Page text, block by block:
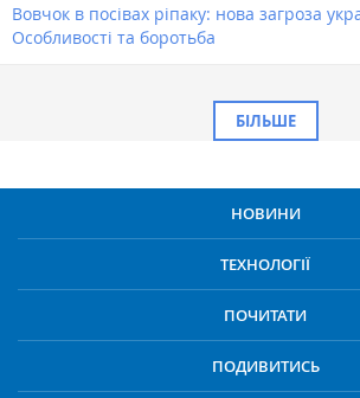
Вовчок в посівах ріпаку: нова загроза
Особливості та боротьба
БІЛЬШЕ
НОВИНИ
ТЕХНОЛОГІЇ
ПОЧИТАТИ
ПОДИВИТИСЬ